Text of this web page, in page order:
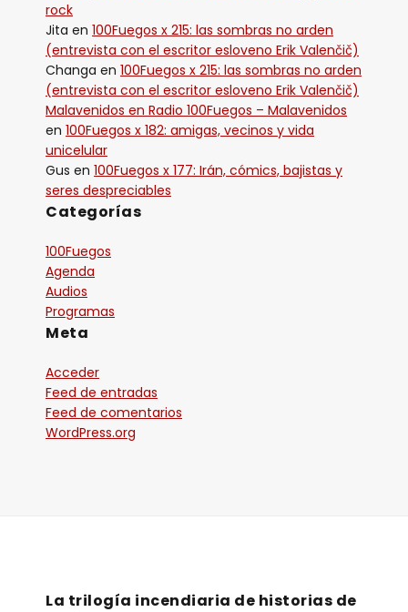
rock
Jita en 100Fuegos x 215: las sombras no arden
(entrevista con el escritor esloveno Erik Valenčič)
Changa en 100Fuegos x 215: las sombras no arden
(entrevista con el escritor esloveno Erik Valenčič)
Malavenidos en Radio 100Fuegos – Malavenidos
en 100Fuegos x 182: amigas, vecinos y vida
unicelular
Gus en 100Fuegos x 177: Irán, cómics, bajistas y
seres despreciables
Categorías
100Fuegos
Agenda
Audios
Programas
Meta
Acceder
Feed de entradas
Feed de comentarios
WordPress.org
La trilogía incendiaria de historias de